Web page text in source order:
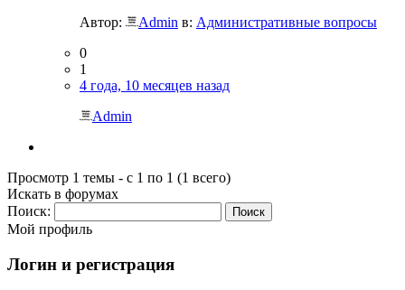
Автор:
Admin в: Административные вопросы
0
1
4 года, 10 месяцев назад
Admin
Просмотр 1 темы - с 1 по 1 (1 всего)
Искать в форумах
Поиск:
Мой профиль
Логин и регистрация